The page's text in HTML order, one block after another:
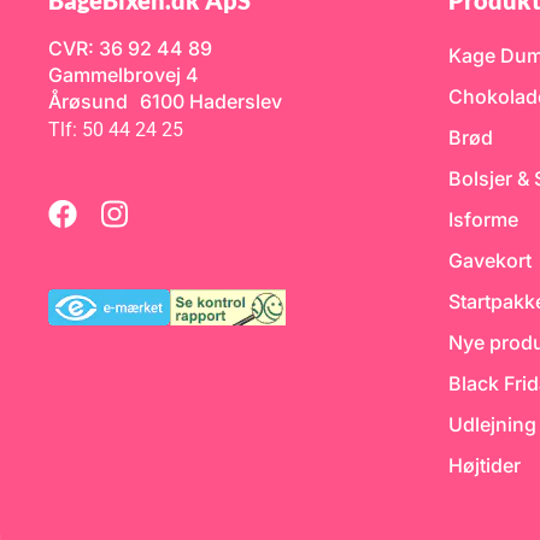
CVR: 36 92 44 89
Gammelbrovej 4
Årøsund 6100 Haderslev
Tlf: 50 44 24 25
Kage
Brød
Bolsjer &
Isforme
Gavekort
Nye
Black
Udlejning
Højtider